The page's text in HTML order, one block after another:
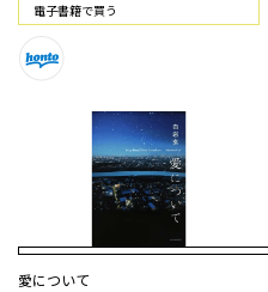
電⼦書籍で買う
愛について